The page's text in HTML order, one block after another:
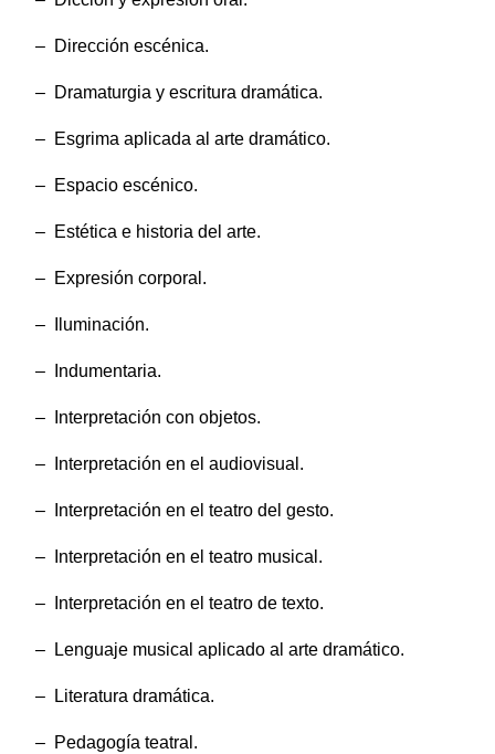
– Dirección escénica.
– Dramaturgia y escritura dramática.
– Esgrima aplicada al arte dramático.
– Espacio escénico.
– Estética e historia del arte.
– Expresión corporal.
– Iluminación.
– Indumentaria.
– Interpretación con objetos.
– Interpretación en el audiovisual.
– Interpretación en el teatro del gesto.
– Interpretación en el teatro musical.
– Interpretación en el teatro de texto.
– Lenguaje musical aplicado al arte dramático.
– Literatura dramática.
– Pedagogía teatral.